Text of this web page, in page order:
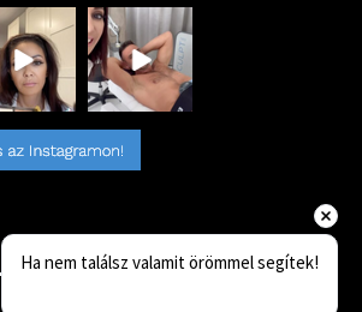
Ha nem találsz valamit örömmel segítek!